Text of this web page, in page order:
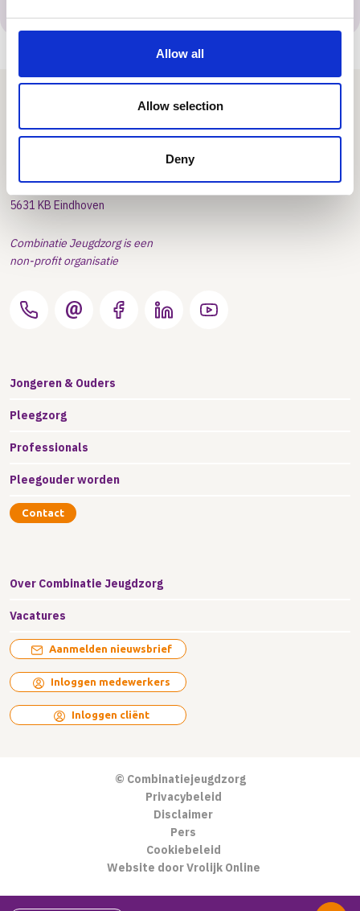
Allow all
Allow selection
Deny
Combinatie Jeugdzorg
Nuenenseweg 4
5631 KB Eindhoven
Combinatie Jeugdzorg is een
non-profit organisatie
Jongeren & Ouders
Pleegzorg
Professionals
Pleegouder worden
Contact
Over Combinatie Jeugdzorg
Vacatures
Aanmelden nieuwsbrief
Inloggen medewerkers
Inloggen cliënt
© Combinatiejeugdzorg
Privacybeleid
Disclaimer
Pers
Cookiebeleid
Website door Vrolijk Online